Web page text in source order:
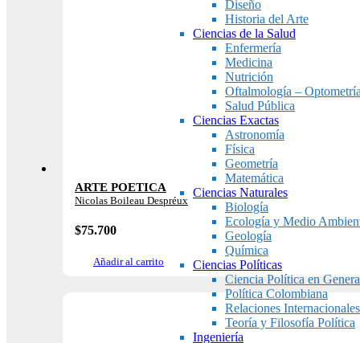
Diseño
Historia del Arte
Ciencias de la Salud
Enfermería
Medicina
Nutrición
Oftalmología – Optometría
Salud Pública
Ciencias Exactas
Astronomía
Física
Geometría
Matemática
Ciencias Naturales
Biología
Ecología y Medio
Geología
Química
Ciencias Políticas
Ciencia Política en
Política Colombiana
Relaciones Internacionales
Teoría y Filosofía Política
Ingeniería
ARTE POETICA
Nicolas Boileau Despréux
$75.700
Añadir al carrito